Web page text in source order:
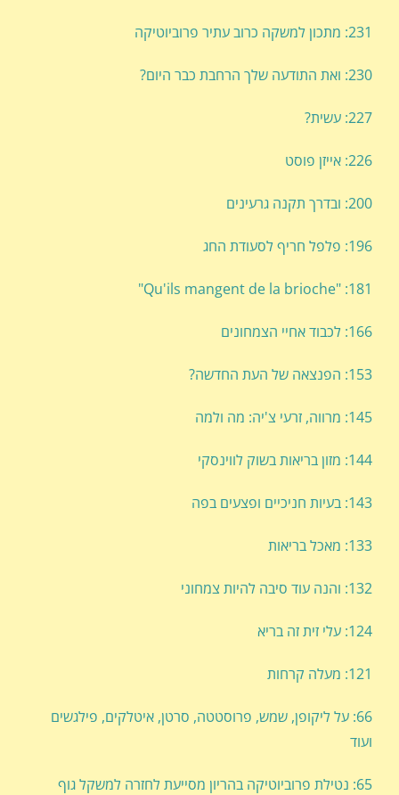
231: מתכון למשקה כרוב עתיר פרוביוטיקה
230: ואת התודעה שלך הרחבת כבר היום?
227: עשית?
226: אייזן פוסט
200: ובדרך תקנה גרעינים
196: פלפל חריף לסעודת החג
181: "Qu'ils mangent de la brioche"
166: לכבוד אחיי הצמחונים
153: הפנצאה של העת החדשה?
145: מרווה, זרעי צ'יה: מה ולמה
144: מזון בריאות בשוק לווינסקי
143: בעיות חניכיים ופצעים בפה
133: מאכל בריאות
132: והנה עוד סיבה להיות צמחוני
124: עלי זית זה בריא
121: מעלה קרחות
66: על ליקופן, שמש, פרוסטטה, סרטן, איטלקים, פילגשים
ועוד
65: נטילת פרוביוטיקה בהריון מסייעת לחזרה למשקל גוף